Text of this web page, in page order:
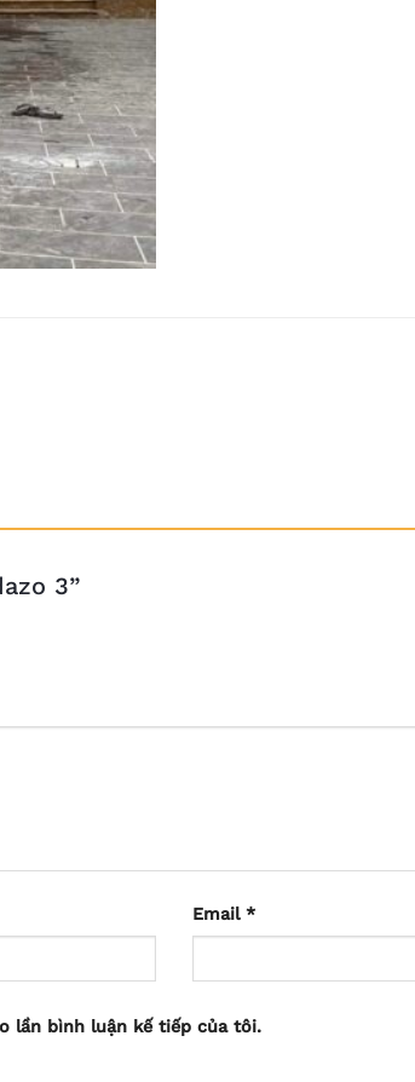
3”
Email *
lần bình luận kế tiếp của tôi.